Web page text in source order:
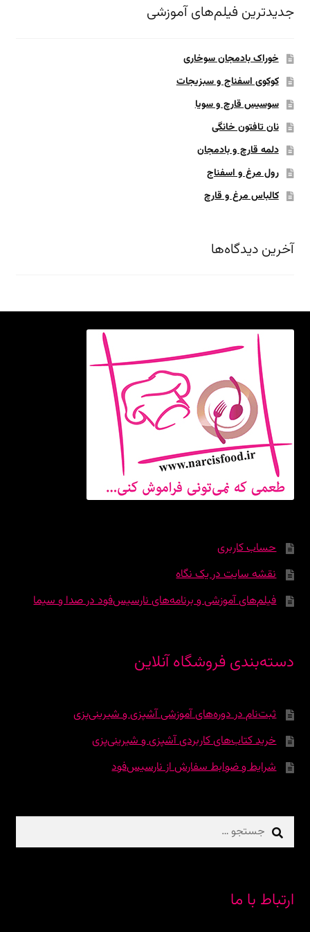
جدیدترین فیلم‌های آموزشی
خوراک بادمجان سوخاری
کوکوی اسفناج و سبزیجات
سوسیس قارچ و سویا
نان تافتون خانگی
دلمه قارچ و بادمجان
رول مرغ و اسفناج
کالباس مرغ و قارچ
آخرین دیدگاه‌ها
حساب کاربری
نقشه سایت در یک نگاه
فیلم‌های آموزشی و برنامه‌های نارسیس‌فود در صدا و سیما
دسته‌بندی فروشگاه آنلاین
ثبت‌نام در دوره‌‌های آموزشی آشپزی و شیرینی‌پزی
خرید کتاب‌های کاربردی آشپزی و شیرینی‌پزی
شرایط و ضوابط سفارش از نارسیس‌فود
جستجو
برای:
ارتباط با ما